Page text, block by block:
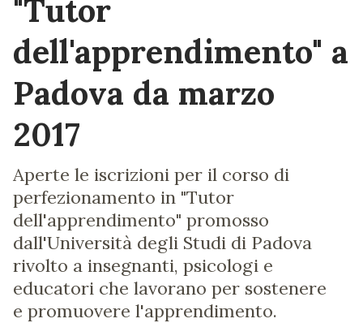
"Tutor
dell'apprendimento" a
Padova da marzo
2017
Aperte le iscrizioni per il corso di
perfezionamento in "Tutor
dell'apprendimento" promosso
dall'Università degli Studi di Padova
rivolto a insegnanti, psicologi e
educatori che lavorano per sostenere
e promuovere l'apprendimento.